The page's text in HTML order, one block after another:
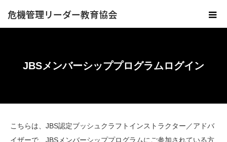
危機管理リーダー教育協会
JBSメンバーシッププログラムログイン
こちらは、JBS認定ブッシュクラフトインストラクター／アドバ
イザーで、JBSメンバーシッププログラムにご参加されている方